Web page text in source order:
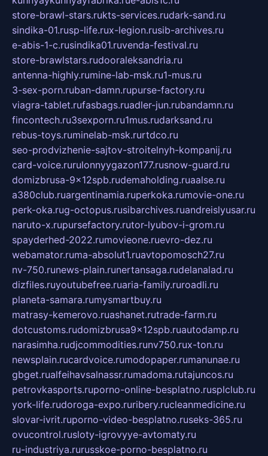
store-brawl-stars.rukts-services.rudark-sand.ru
sindika-01.rusp-life.rux-legion.rusib-archives.ru
e-abis-1-c.rusindika01.ruvenda-festival.ru
store-brawlstars.rudooraleksandria.ru
antenna-highly.rumine-lab-msk.ru1-mus.ru
3-sex-porn.ruban-damn.rupurse-factory.ru
viagra-tablet.rufasbags.ruadler-jun.rubandamn.ru
fincontech.ru3sexporn.ru1mus.rudarksand.ru
rebus-toys.ruminelab-msk.rurtdco.ru
seo-prodvizhenie-sajtov-stroitelnyh-kompanij.ru
card-voice.rurulonnyygazon177.rusnow-guard.ru
domizbrusa-9x12spb.rudemaholding.ruaalse.ru
a380club.ruargentinamia.ruperkoka.rumovie-one.ru
perk-oka.rug-octopus.rusibarchives.ruandreislyusar.ru
naruto-x.rupursefactory.rutor-lyubov-i-grom.ru
spayderhed-2022.rumovieone.ruevro-dez.ru
webamator.ruma-absolut1.ruavtopomosch27.ru
nv-750.runews-plain.runertansaga.rudelanalad.ru
dizfiles.ruyoutubefree.ruaria-family.ruroadli.ru
planeta-samara.rumysmartbuy.ru
matrasy-kemerovo.ruashanet.rutrade-farm.ru
dotcustoms.rudomizbrusa9x12spb.ruautodamp.ru
narasimha.rudjcommodities.runv750.rux-ton.ru
newsplain.rucardvoice.rumodopaper.rumanunae.ru
gbget.rualfeihavsalnassr.rumadoma.rutajuncos.ru
petrovkasports.ruporno-online-besplatno.rusplclub.ru
york-life.rudoroga-expo.ruribery.rucleanmedicine.ru
slovar-ivrit.ruporno-video-besplatno.ruseks-365.ru
ovucontrol.rusloty-igrovyye-avtomaty.ru
ru-industriya.rurusskoe-porno-besplatno.ru